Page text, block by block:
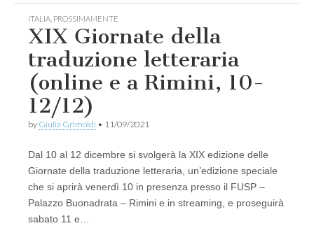
ITALIA PROSSIMAMENTE
XIX Giornate della
traduzione letteraria
(online e a Rimini, 10-
12/12)
by Giulia Grimoldi • 11/09/2021
Dal 10 al 12 dicembre si svolgerà la XIX edizione delle
Giornate della traduzione letteraria, un’edizione speciale
che si aprirà venerdì 10 in presenza presso il FUSP –
Palazzo Buonadrata – Rimini e in streaming, e proseguirà
sabato 11 e…